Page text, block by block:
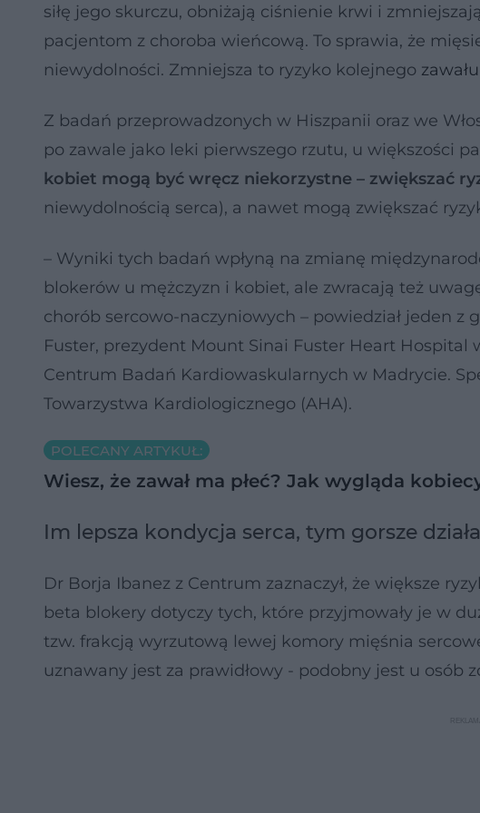
siłę jego skurczu, obniżają ciśnienie krwi i
pacjentom z choroba wieńcową. To sprawia, że
niewydolności. Zmniejsza to ryzyko kolejnego
Z badań przeprowadzonych w Hiszpanii oraz we
po zawale jako leki pierwszego rzutu, u większości
kobiet mogą być wręcz niekorzystne – zwiększać
niewydolnością serca), a nawet mogą zwiększać
– Wyniki tych badań wpłyną na zmianę
blokerów u mężczyzn i kobiet, ale zwracają też
chorób sercowo-naczyniowych – powiedział jeden
Fuster, prezydent Mount Sinai Fuster Heart
Centrum Badań Kardiowaskularnych w Madrycie.
Towarzystwa Kardiologicznego (AHA).
POLECANY ARTYKUŁ:
Wiesz, że zawał ma płeć? Jak wygląda
Im lepsza kondycja serca, tym gorsze
Dr Borja Ibanez z Centrum zaznaczył, że większe
beta blokery dotyczy tych, które przyjmowały je w
tzw. frakcją wyrzutową lewej komory mięśnia
uznawany jest za prawidłowy - podobny jest u osób